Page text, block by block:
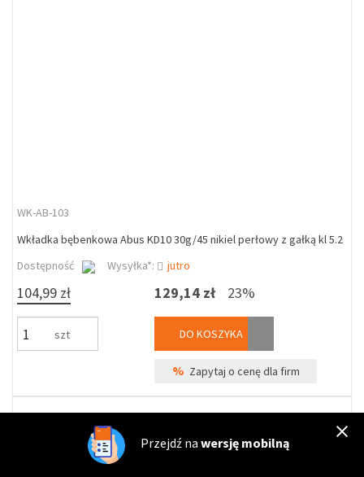
WK-AB-103
Wkładka bębenkowa Abus KD10 30g/45 nikiel perłowy z gałką kl 5.2
Dostępność
Wysyłka*: jutro
104,99 zł
szt
129,14 zł 23%
DO KOSZYKA
% Zapytaj o cenę dla firm
Przejdź na wersję mobilną